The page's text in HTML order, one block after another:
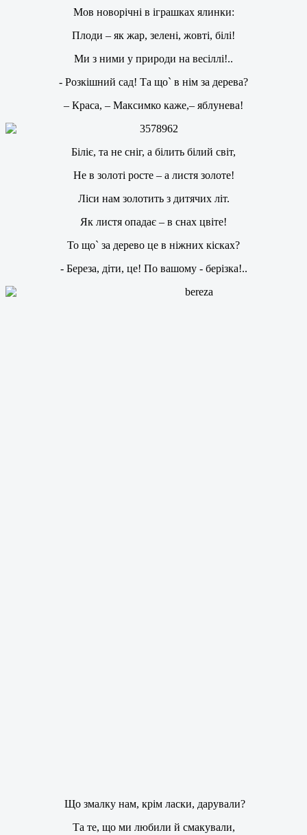
Мов новорічні в іграшках ялинки:
Плоди – як жар, зелені, жовті, білі!
Ми з ними у природи на весіллі!..
- Розкішний сад! Та що` в нім за дерева?
– Краса, – Максимко каже,– яблунева!
Біліє, та не сніг, а білить білий світ,
Не в золоті росте – а листя золоте!
Ліси нам золотить з дитячих літ.
Як листя опадає – в снах цвіте!
То що` за дерево це в ніжних кісках?
- Береза, діти, це! По вашому - берізка!..
Що змалку нам, крім ласки, дарували?
Та те, що ми любили й смакували,